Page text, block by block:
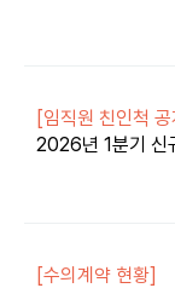
[임직원 친인척 공
2026년 1분기 신
[수의계약 현황]